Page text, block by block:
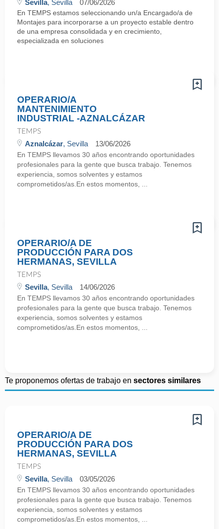
Sevilla, Sevilla 07/06/2026
En TEMPS estamos seleccionando un/a Encargado/a de
Montajes para incorporarse a un proyecto estable dentro
de una empresa consolidada y en crecimiento,
especializada en soluciones
OPERARIO/A
MANTENIMIENTO
INDUSTRIAL -AZNALCÁZAR
TEMPS
Aznalcázar, Sevilla 13/06/2026
En TEMPS llevamos 30 años encontrando oportunidades
profesionales para la gente que busca trabajo. Tenemos
experiencia, somos solventes y estamos
comprometidos/as.En estos momentos, ...
OPERARIO/A DE
PRODUCCIÓN PARA DOS
HERMANAS, SEVILLA
TEMPS
Sevilla, Sevilla 14/06/2026
En TEMPS llevamos 30 años encontrando oportunidades
profesionales para la gente que busca trabajo. Tenemos
experiencia, somos solventes y estamos
comprometidos/as.En estos momentos, ...
Te proponemos ofertas de trabajo en sectores similares
OPERARIO/A DE
PRODUCCIÓN PARA DOS
HERMANAS, SEVILLA
TEMPS
Sevilla, Sevilla 03/05/2026
En TEMPS llevamos 30 años encontrando oportunidades
profesionales para la gente que busca trabajo. Tenemos
experiencia, somos solventes y estamos
comprometidos/as.En estos momentos, ...